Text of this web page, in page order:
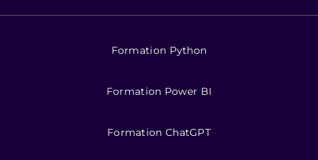
Formation Python
Formation Power BI
Formation ChatGPT